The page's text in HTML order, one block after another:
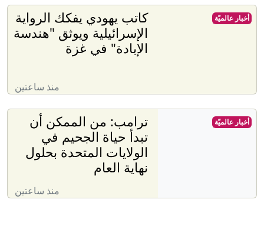
كاتب يهودي يفكك الرواية
الإسرائيلية ويوثق "هندسة
الإبادة" في غزة
منذ ساعتين
أخبار عالميّة
ترامب: من الممكن أن
تبدأ حياة الجحيم في
الولايات المتحدة بحلول
نهاية العام
منذ ساعتين
أخبار عالميّة